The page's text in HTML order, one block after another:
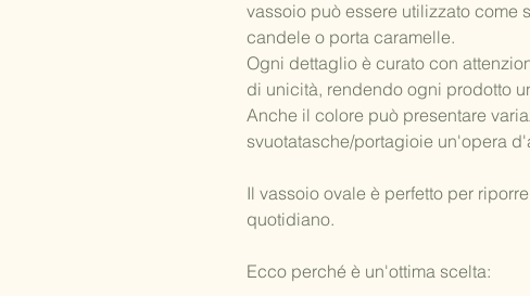
vassoio può essere utilizzato come
candele o porta caramelle.
Ogni dettaglio è curato con
di unicità, rendendo ogni prodotto
Anche il colore può presentare
svuotatasche/portagioie un'opera
Il vassoio ovale è perfetto per
quotidiano.
Ecco perché è un'ottima scelta: